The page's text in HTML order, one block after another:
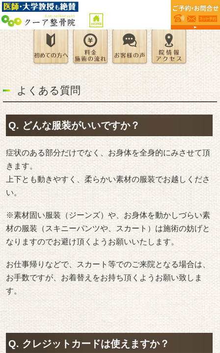
よくある質問
Q. どんな服装がいいですか？
症状のある部分だけでなく、お身体を全身的にみさせて頂
きます。
上下とも動きやすく、柔らかい素材の服装でお越しくださ
い。
※素材固い服装（ジーンズ）や、お身体を動かしづらい素
材の服装（スキニーパンツや、スカート）は施術の妨げと
なりますのでお避け頂くようお願いいたします。
お仕事帰りなどで、スカート等でのご来院となる場合は、
お手数ですが、お着替えをお持ち頂くようお願い致しま
す。
Q. クレジットカードは使えますか？